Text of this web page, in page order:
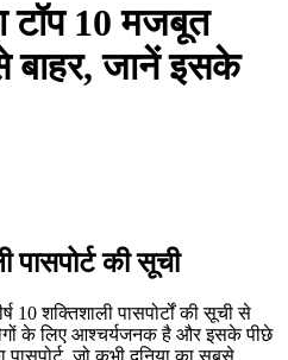
टॉप 10 मजबूत
बाहर, जानें इसके
पासपोर्ट की सूची
10 शक्तिशाली पासपोर्टों की सूची से
के लिए आश्चर्यजनक है और इसके पीछे
जो कभी दुनिया का सबसे